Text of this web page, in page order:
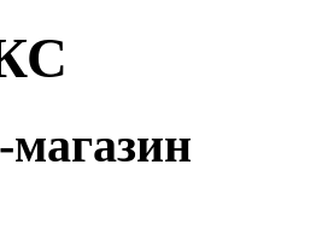
магазин